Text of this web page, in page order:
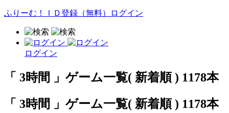
ふりーむ！ＩＤ登録（無料） ログイン
ログイン
「 3時間 」ゲーム一覧( 新着順 ) 1178本
「 3時間 」ゲーム一覧( 新着順 ) 1178本